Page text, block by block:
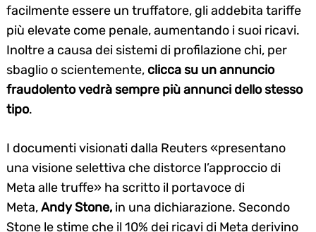
facilmente essere un truffatore, gli addebita tariffe
più elevate come penale, aumentando i suoi ricavi.
Inoltre a causa dei sistemi di profilazione chi, per
sbaglio o scientemente, clicca su un annuncio
fraudolento vedrà sempre più annunci dello stesso
tipo.
I documenti visionati dalla Reuters «presentano
una visione selettiva che distorce l’approccio di
Meta alle truffe» ha scritto il portavoce di
Meta,Andy Stone, in una dichiarazione. Secondo
Stone le stime che il 10% dei ricavi di Meta derivino